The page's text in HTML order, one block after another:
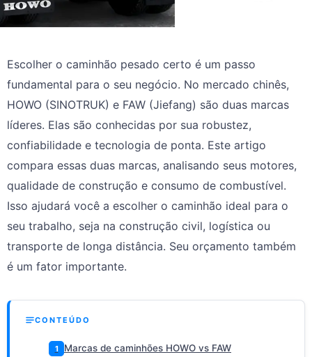
Escolher o caminhão pesado certo é um passo
fundamental para o seu negócio. No mercado chinês,
HOWO (SINOTRUK) e FAW (Jiefang) são duas marcas
líderes. Elas são conhecidas por sua robustez,
confiabilidade e tecnologia de ponta. Este artigo
compara essas duas marcas, analisando seus motores,
qualidade de construção e consumo de combustível.
Isso ajudará você a escolher o caminhão ideal para o
seu trabalho, seja na construção civil, logística ou
transporte de longa distância. Seu orçamento também
é um fator importante.
CONTEÚDO
1 Marcas de caminhões HOWO vs FAW